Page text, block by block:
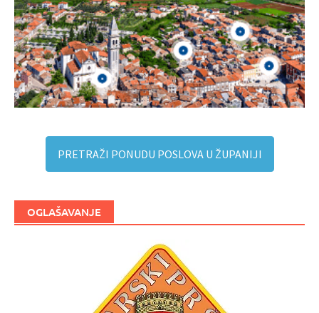
PRETRAŽI PONUDU POSLOVA U ŽUPANIJI
OGLAŠAVANJE